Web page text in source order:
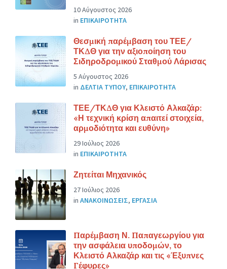
10 Αύγουστος 2026
in ΕΠΙΚΑΙΡΟΤΗΤΑ
Θεσμική παρέμβαση του ΤΕΕ/
ΤΚΔΘ για την αξιοποίηση του
Σιδηροδρομικού Σταθμού Λάρισας
5 Αύγουστος 2026
in ΔΕΛΤΙΑ ΤΥΠΟΥ, ΕΠΙΚΑΙΡΟΤΗΤΑ
ΤΕΕ/ΤΚΔΘ για Κλειστό Αλκαζάρ:
«Η τεχνική κρίση απαιτεί στοιχεία,
αρμοδιότητα και ευθύνη»
29 Ιούλιος 2026
in ΕΠΙΚΑΙΡΟΤΗΤΑ
Ζητείται Μηχανικός
27 Ιούλιος 2026
in ΑΝΑΚΟΙΝΩΣΕΙΣ, ΕΡΓΑΣΙΑ
Παρέμβαση Ν. Παπαγεωργίου για
την ασφάλεια υποδομών, το
Κλειστό Αλκαζάρ και τις «Έξυπνες
Γέφυρες»